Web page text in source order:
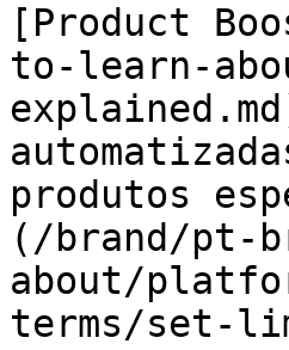
[Product
to-learn-
produtos
(/brand/pt-
about/
terms/set-